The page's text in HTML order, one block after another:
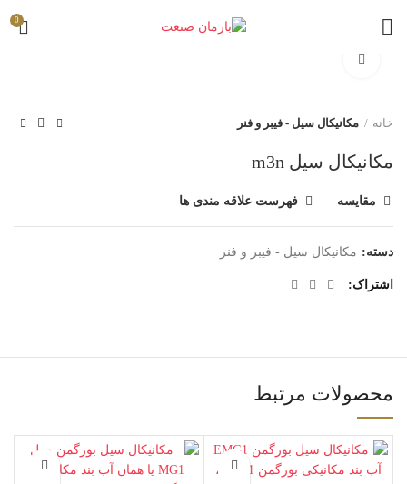
0
خانه مکانیکال سیل - فیبر و فنر
مکانیکال سیل m3n
مقایسه فهرست علاقه مندی ها
دسته: مکانیکال سیل - فیبر و فنر
اشتراک
محصولات مرتبط